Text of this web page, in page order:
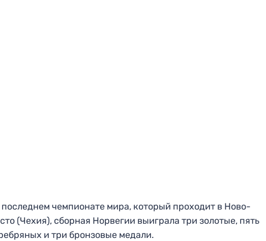
чемпионате мира, который проходит в Ново-
(Чехия), сборная Норвегии выиграла три золотые, пять
и три бронзовые медали.